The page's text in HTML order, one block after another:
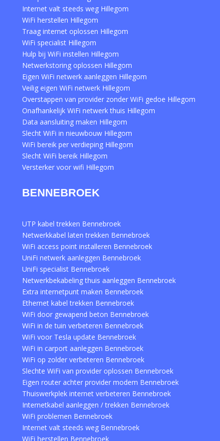
Internet valt steeds weg Hillegom
WiFi herstellen Hillegom
Traag internet oplossen Hillegom
WiFi specialist Hillegom
Hulp bij WiFi instellen Hillegom
Netwerkstoring oplossen Hillegom
Eigen WiFi netwerk aanleggen Hillegom
Veilig eigen WiFi netwerk Hillegom
Overstappen van provider zonder WiFi gedoe Hillegom
Onafhankelijk WiFi netwerk thuis Hillegom
Data aansluiting maken Hillegom
Slecht WiFi in nieuwbouw Hillegom
WiFi bereik per verdieping Hillegom
Slecht WiFi bereik Hillegom
Versterker voor wifi Hillegom
BENNEBROEK
UTP kabel trekken Bennebroek
Netwerkkabel laten trekken Bennebroek
WiFi access point installeren Bennebroek
UniFi netwerk aanleggen Bennebroek
UniFi specialist Bennebroek
Netwerkbekabeling thuis aanleggen Bennebroek
Extra internetpunt maken Bennebroek
Ethernet kabel trekken Bennebroek
WiFi door gewapend beton Bennebroek
WiFi in de tuin verbeteren Bennebroek
WiFi voor Tesla update Bennebroek
WiFi in carport aanleggen Bennebroek
WiFi op zolder verbeteren Bennebroek
Slechte WiFi van provider oplossen Bennebroek
Eigen router achter provider modem Bennebroek
Thuiswerkplek internet verbeteren Bennebroek
Internetkabel aanleggen / trekken Bennebroek
WiFi problemen Bennebroek
Internet valt steeds weg Bennebroek
WiFi herstellen Bennebroek